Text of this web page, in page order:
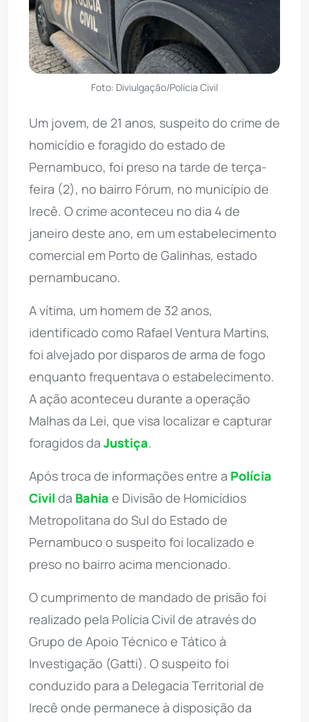
Foto: Diviulgação/Polícia Civil
Um jovem, de 21 anos, suspeito do crime de
homicídio e foragido do estado de
Pernambuco, foi preso na tarde de terça-
feira (2), no bairro Fórum, no município de
Irecê. O crime aconteceu no dia 4 de
janeiro deste ano, em um estabelecimento
comercial em Porto de Galinhas, estado
pernambucano.
A vítima, um homem de 32 anos,
identificado como Rafael Ventura Martins,
foi alvejado por disparos de arma de fogo
enquanto frequentava o estabelecimento.
A ação aconteceu durante a operação
Malhas da Lei, que visa localizar e capturar
foragidos da Justiça.
Após troca de informações entre a Polícia
Civil da Bahia e Divisão de Homicídios
Metropolitana do Sul do Estado de
Pernambuco o suspeito foi localizado e
preso no bairro acima mencionado.
O cumprimento de mandado de prisão foi
realizado pela Polícia Civil de através do
Grupo de Apoio Técnico e Tático à
Investigação (Gatti). O suspeito foi
conduzido para a Delegacia Territorial de
Irecê onde permanece à disposição da